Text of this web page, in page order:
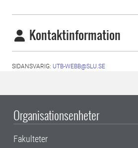
Kontaktinformation
SIDANSVARIG: UTB-WEBB@SLU.SE
Organisationsenheter
Fakulteter